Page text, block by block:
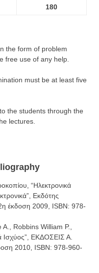
180
the form of problem
free use of any help.
must be at least five
the students through the
lectures.
“Ηλεκτρονικά
Εκδότης
έκδοση 2009, ISBN: 978-
Robbins William P.,
Ισχύος”, ΕΚΔΟΣΕΙΣ Α.
2010, ISBN: 978-960-